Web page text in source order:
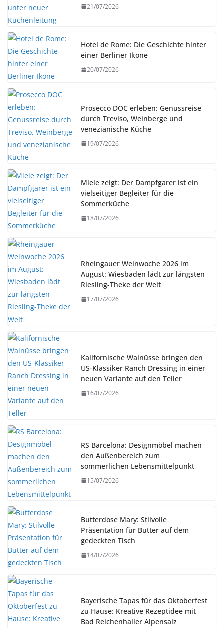
21/07/2026
Hotel de Rome: Die Geschichte hinter
einer Berliner Ikone
20/07/2026
Prosecco DOC erleben: Genussreise
durch Treviso, Weinberge und
venezianische Küche
19/07/2026
Miele zeigt: Der Dampfgarer ist ein
vielseitiger Begleiter für die
Sommerküche
18/07/2026
Rheingauer Weinwoche 2026 im
August: Wiesbaden lädt zur längsten
Riesling-Theke der Welt
17/07/2026
Kalifornische Walnüsse bringen den
US-Klassiker Ranch Dressing in einer
neuen Variante auf den Teller
16/07/2026
RS Barcelona: Designmöbel machen
den Außenbereich zum
sommerlichen Lebensmittelpunkt
15/07/2026
Butterdose Mary: Stilvolle
Präsentation für Butter auf dem
gedeckten Tisch
14/07/2026
Bayerische Tapas für das Oktoberfest
zu Hause: Kreative Rezeptidee mit
Bad Reichenhaller Alpensalz